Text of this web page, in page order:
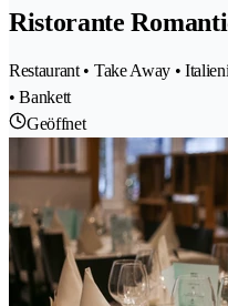
Ristorante
Restaurant • Take Away •
• Bankett
Geöffnet